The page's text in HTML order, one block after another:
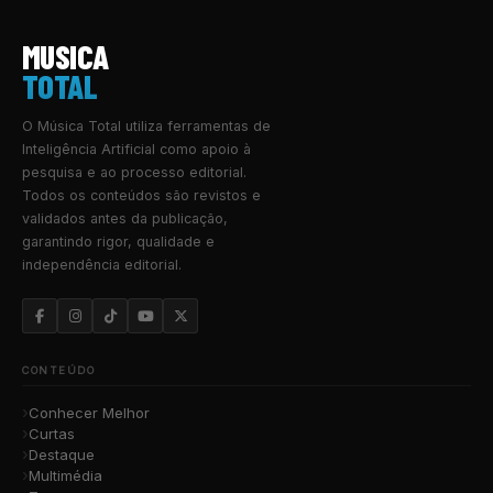
MUSICA
TOTAL
O Música Total utiliza ferramentas de
Inteligência Artificial como apoio à
pesquisa e ao processo editorial.
Todos os conteúdos são revistos e
validados antes da publicação,
garantindo rigor, qualidade e
independência editorial.
CONTEÚDO
Conhecer Melhor
Curtas
Destaque
Multimédia